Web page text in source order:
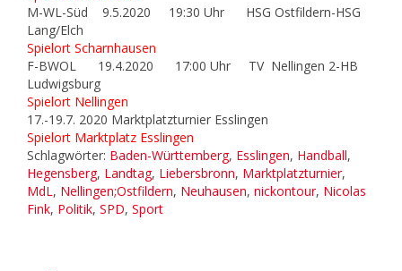
M-WL-Süd 9.5.2020 19:30 Uhr HSG Ostfildern-HSG
Lang/Elch
Spielort Scharnhausen
F-BWOL 19.4.2020 17:00 Uhr TV Nellingen 2-HB
Ludwigsburg
Spielort Nellingen
17.-19.7. 2020 Marktplatzturnier Esslingen
Spielort Marktplatz Esslingen
Schlagwörter: Baden-Württemberg, Esslingen, Handball,
Hegensberg, Landtag, Liebersbronn, Marktplatzturnier,
MdL, Nellingen;Ostfildern, Neuhausen, nickontour, Nicolas
Fink, Politik, SPD, Sport